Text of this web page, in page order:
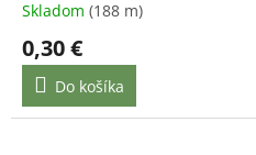
Skladom (188 m)
0,30 €
Do košíka